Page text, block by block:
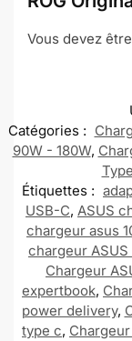
Vous devez être
Catégories :
90W - 180W,
Étiquettes :
USB-C, ASUS
chargeur asus
chargeur ASUS
Chargeur
expertbook,
power delivery,
type c,